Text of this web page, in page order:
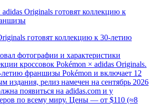
готовят коллекцию к 30-летию
фотографии и характеристики
кроссовок Pokémon × adidas Originals.
франшизы Pokémon и включает 12
издания, релиз намечен на сентябрь 2026
появиться на adidas.com и у
по всему миру. Цены — от $110 (≈8